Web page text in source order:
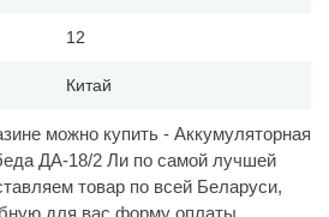
12
Китай
можно купить - Аккумуляторная
ДА-18/2 Ли по самой лучшей
товар по всей Беларуси,
для вас форму оплаты,